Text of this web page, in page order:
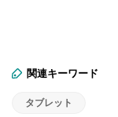
関連キーワード
タブレット